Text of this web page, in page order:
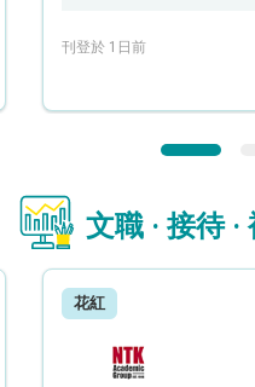
刊登於 1日前
文職 · 接待 ·
花紅